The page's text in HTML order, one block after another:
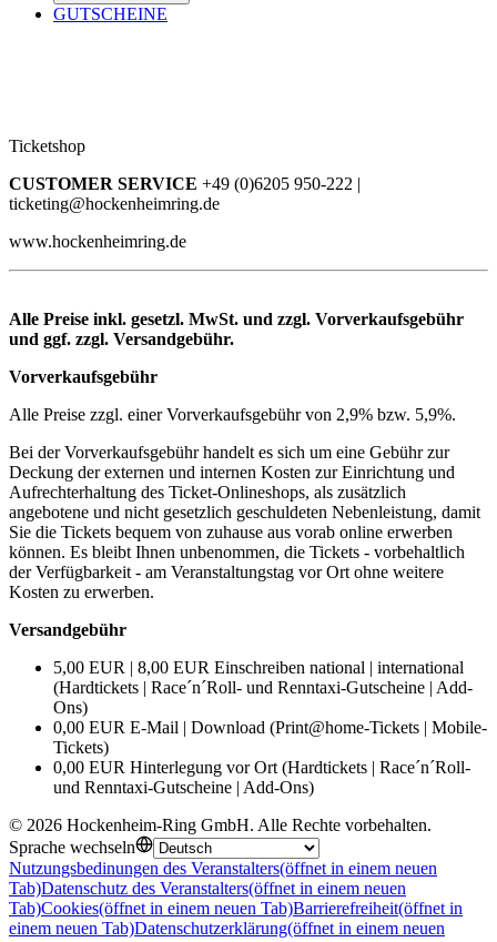
GUTSCHEINE
Ticketshop
CUSTOMER SERVICE +49 (0)6205 950-222 |
ticketing@hockenheimring.de
www.hockenheimring.de
Alle Preise inkl. gesetzl. MwSt. und zzgl. Vorverkaufsgebühr
und ggf. zzgl. Versandgebühr.
Vorverkaufsgebühr
Alle Preise zzgl. einer Vorverkaufsgebühr von 2,9% bzw. 5,9%.
Bei der Vorverkaufsgebühr handelt es sich um eine Gebühr zur
Deckung der externen und internen Kosten zur Einrichtung und
Aufrechterhaltung des Ticket-Onlineshops, als zusätzlich
angebotene und nicht gesetzlich geschuldeten Nebenleistung, damit
Sie die Tickets bequem von zuhause aus vorab online erwerben
können. Es bleibt Ihnen unbenommen, die Tickets - vorbehaltlich
der Verfügbarkeit - am Veranstaltungstag vor Ort ohne weitere
Kosten zu erwerben.
Versandgebühr
5,00 EUR | 8,00 EUR Einschreiben national | international
(Hardtickets | Race´n´Roll- und Renntaxi-Gutscheine | Add-
Ons)
0,00 EUR E-Mail | Download (Print@home-Tickets | Mobile-
Tickets)
0,00 EUR Hinterlegung vor Ort (Hardtickets | Race´n´Roll-
und Renntaxi-Gutscheine | Add-Ons)
© 2026 Hockenheim-Ring GmbH. Alle Rechte vorbehalten.
Sprache wechseln
Nutzungsbedinungen des Veranstalters(öffnet in einem neuen
Tab)Datenschutz des Veranstalters(öffnet in einem neuen
Tab)Cookies(öffnet in einem neuen Tab)Barrierefreiheit(öffnet in
einem neuen Tab)Datenschutzerklärung(öffnet in einem neuen